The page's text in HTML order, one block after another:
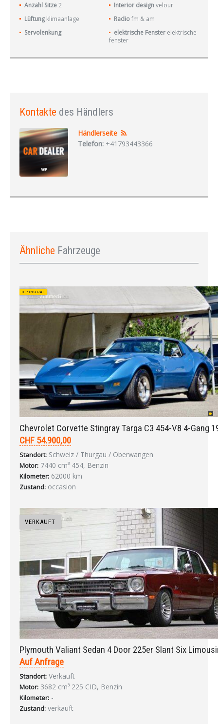
Anzahl Sitze 2 Interior design velour
Lüftung klimaanlage Radio fm & am
Servolenkung
elektrische Fenster elektrische
fenster
Kontakte des Händlers
Händlerseite
Telefon: +41793443366
Ähnliche Fahrzeuge
TOP INSERAT
Chevrolet Corvette Stingray Targa C3 454-V8 4-Gang
CHF 54.900,00
Standort: Schweiz / Thurgau / Oberwangen
Motor: 7440 cm³ 454, Benzin
Kilometer: 62000 km
Zustand: occasion
VERKAUFT
Plymouth Valiant Sedan 4 Door 225er Slant Six
Auf Anfrage
Standort: Verkauft
Motor: 3682 cm³ 225 CID, Benzin
Kilometer: -
Zustand: verkauft